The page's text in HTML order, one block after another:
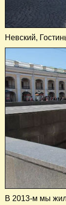
Невский,
В 2013-м мы